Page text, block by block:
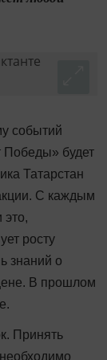
событий
Победы» будет
Татарстан
С каждым
это,
росту
знаний о
В прошлом
Принять